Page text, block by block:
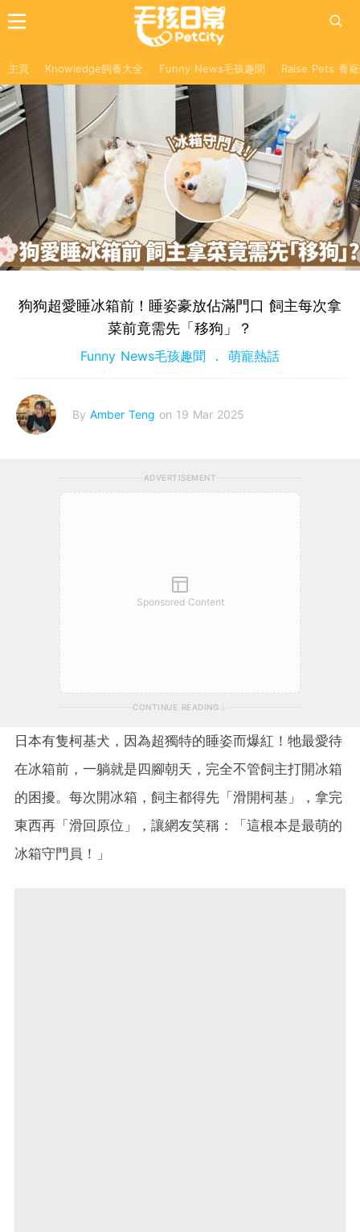
主頁 Knowledge飼養大全 Funny News毛孩趣聞 Raise Pets 養
狗狗超愛睡冰箱前！睡姿豪放佔滿門口 飼主每次拿
菜前竟需先「移狗」？
Funny News毛孩趣聞 萌寵熱話
By Amber Teng on 19 Mar 2025
ADVERTISEMENT
Sponsored Content
CONTINUE READING
日本有隻柯基犬，因為超獨特的睡姿而爆紅！牠最愛待
在冰箱前，一躺就是四腳朝天，完全不管飼主打開冰箱
的困擾。每次開冰箱，飼主都得先「滑開柯基」，拿完
東西再「滑回原位」，讓網友笑稱：「這根本是最萌的
冰箱守門員！」